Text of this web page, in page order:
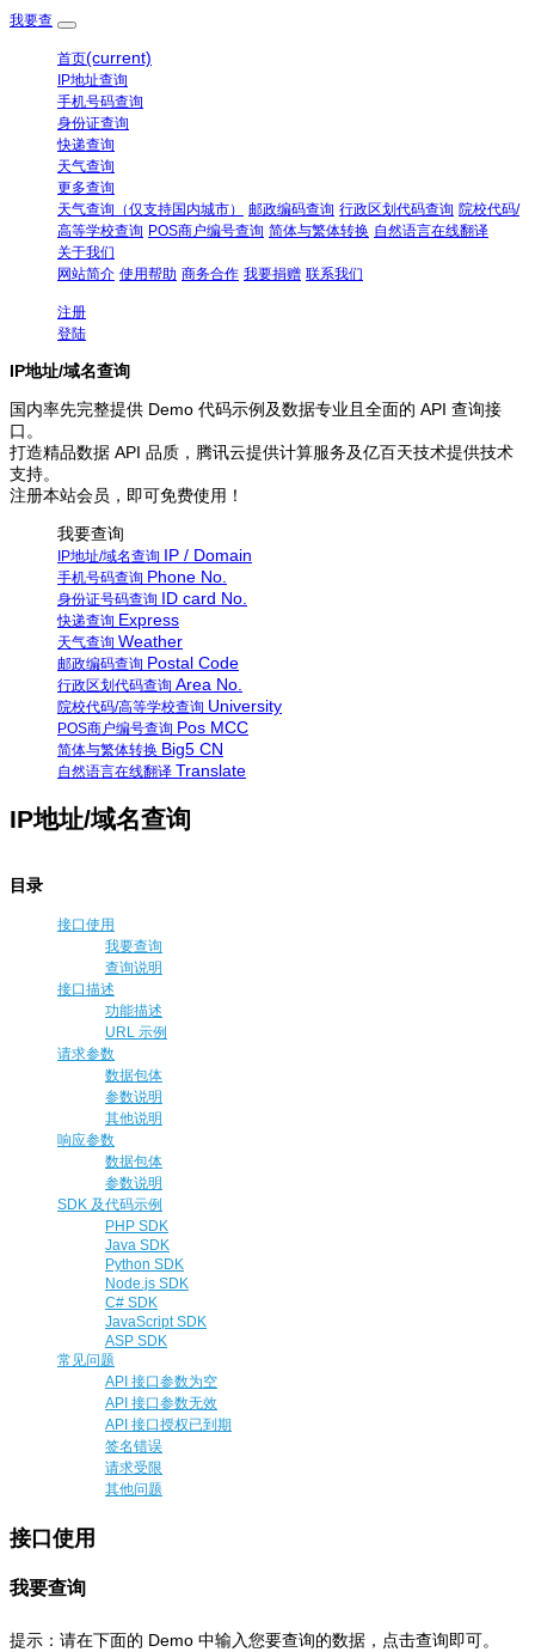
我要查
首页(current)
IP地址查询
手机号码查询
身份证查询
快递查询
天气查询
更多查询
天气查询（仅支持国内城市）
邮政编码查询 行政区划代码查询 院校代码/
高等学校查询 POS商户编号查询 简体与繁体转换 自然语言在线翻译
关于我们
网站简介 使用帮助 商务合作 我要捐赠 联系我们
注册
登陆
IP地址/域名查询
国内率先完整提供 Demo 代码示例及数据专业且全面的 API 查询接
口。
打造精品数据 API 品质，腾讯云提供计算服务及亿百天技术提供技术
支持。
注册本站会员，即可免费使用！
我要查询
IP地址/域名查询 IP / Domain
手机号码查询 Phone No.
身份证号码查询 ID card No.
快递查询 Express
天气查询 Weather
邮政编码查询 Postal Code
行政区划代码查询 Area No.
院校代码/高等学校查询 University
POS商户编号查询 Pos MCC
简体与繁体转换 Big5 CN
自然语言在线翻译 Translate
IP地址/域名查询
目录
接口使用
我要查询
查询说明
接口描述
功能描述
URL 示例
请求参数
数据包体
参数说明
其他说明
响应参数
数据包体
参数说明
SDK 及代码示例
PHP SDK
Java SDK
Python SDK
Node.js SDK
C# SDK
JavaScript SDK
ASP SDK
常见问题
API 接口参数为空
API 接口参数无效
API 接口授权已到期
签名错误
请求受限
其他问题
接口使用
我要查询
提示：请在下面的 Demo 中输入您要查询的数据，点击查询即可。